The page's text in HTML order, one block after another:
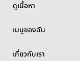
ดูเนื้อหา
เมนูของฉัน
เกี่ยวกับเรา